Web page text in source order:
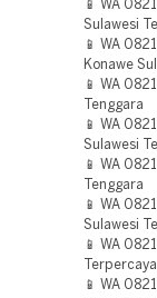
📱 WA
Sulawesi
📱 WA
Konawe
📱 WA
Tenggara
📱 WA
Sulawesi
📱 WA
Tenggara
📱 WA
Sulawesi
📱 WA
📱 WA